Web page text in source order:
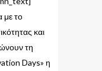
με το
και
τη
Days» η